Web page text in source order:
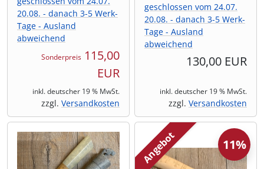
20.08. - danach 3-5 Werk-
Tage - Ausland
abweichend
Sonderpreis 115,00
EUR
inkl. deutscher 19 % MwSt.
zzgl. Versandkosten
geschlossen vom 24.07.
20.08. - danach 3-5 Werk-
Tage - Ausland
abweichend
130,00 EUR
inkl. deutscher 19 % MwSt.
zzgl. Versandkosten
Angebot 11%